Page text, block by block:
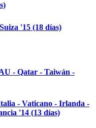
'15 (18 días)
- Qatar - Taiwán -
- Vaticano - Irlanda -
'14 (13 días)